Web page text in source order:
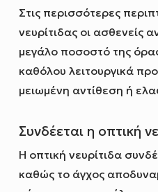
Στις περισσότερες
νευρίτιδας οι ασθενείς
μεγάλο ποσοστό της
καθόλου λειτουργικά
μειωμένη αντίθεση ή
Συνδέεται η οπτική
Η οπτική νευρίτιδα
καθώς το άγχος